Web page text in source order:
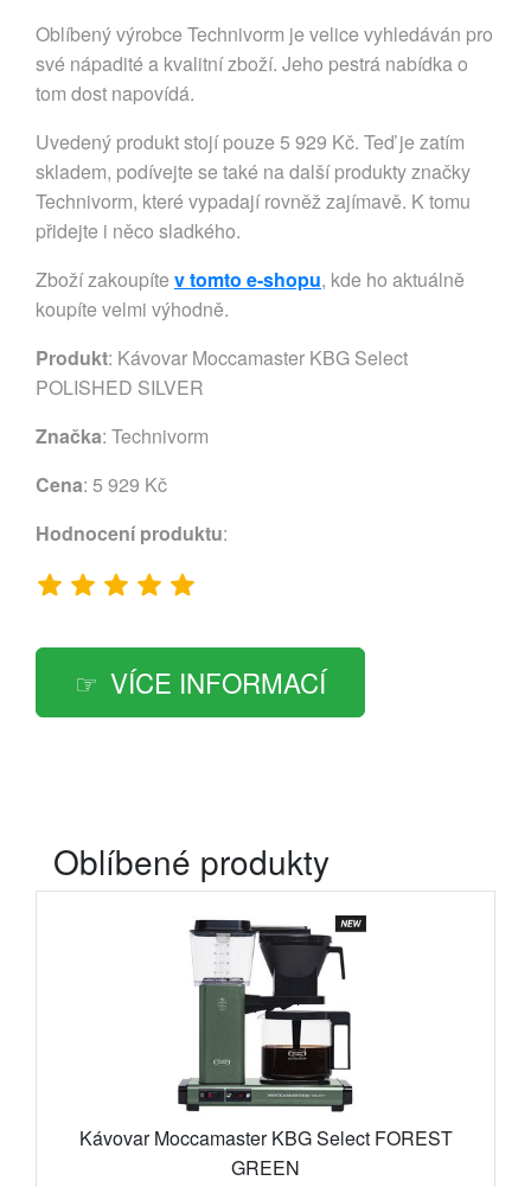
Oblíbený výrobce Technivorm je velice vyhledáván pro
své nápadité a kvalitní zboží. Jeho pestrá nabídka o
tom dost napovídá.
Uvedený produkt stojí pouze 5 929 Kč. Teď je zatím
skladem, podívejte se také na další produkty značky
Technivorm, které vypadají rovněž zajímavě. K tomu
přidejte i něco sladkého.
Zboží zakoupíte v tomto e-shopu, kde ho aktuálně
koupíte velmi výhodně.
Produkt: Kávovar Moccamaster KBG Select
POLISHED SILVER
Značka: Technivorm
Cena: 5 929 Kč
Hodnocení produktu:
VÍCE INFORMACÍ
Oblíbené produkty
Kávovar Moccamaster KBG Select FOREST
GREEN